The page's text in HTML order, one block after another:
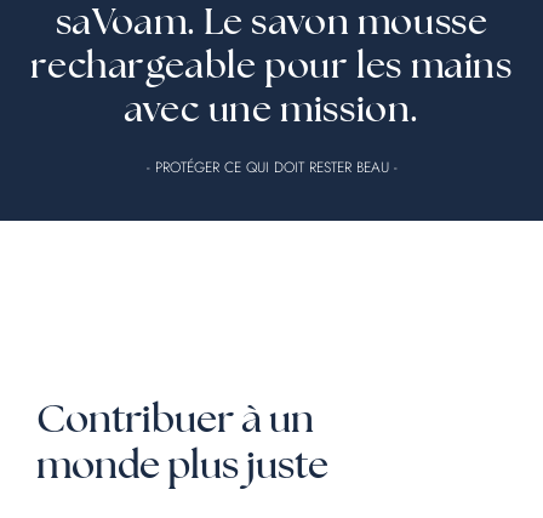
saVoam. Le savon mousse
rechargeable pour les mains
avec une mission.
- PROTÉGER CE QUI DOIT RESTER BEAU -
Contribuer à un
monde plus juste